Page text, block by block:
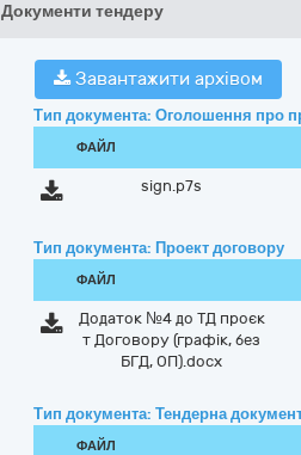
Документи тендеру
Завантажити архівом
Тип документа: Оголошення про
ФАЙЛ
sign.p7s
Тип документа: Проект договору
ФАЙЛ
Додаток №4 до ТД проєк
т Договору (графік, без
БГД, ОП).docx
Тип документа: Тендерна
ФАЙЛ